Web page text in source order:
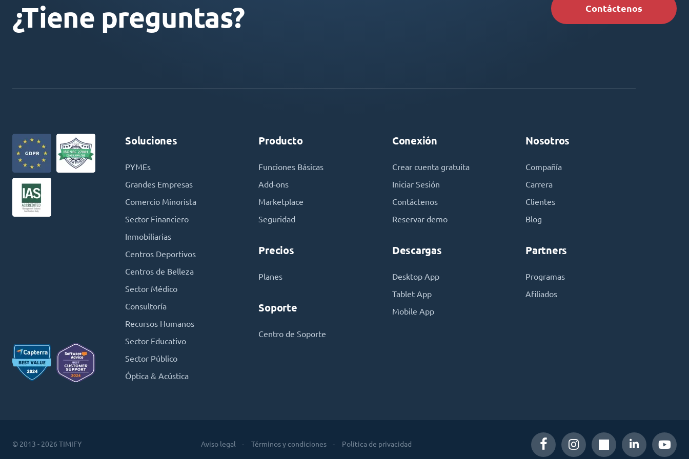
¿Tiene preguntas? Contáctenos
Soluciones
PYMEs
Grandes Empresas
Comercio Minorista
Sector Financiero
Inmobiliarias
Centros Deportivos
Centros de Belleza
Sector Médico
Consultoría
Recursos Humanos
Sector Educativo
Sector Público
Óptica & Acústica
Producto
Funciones Básicas
Add-ons
Marketplace
Seguridad
Precios
Planes
Soporte
Centro de Soporte
Conexión
Crear cuenta gratuita
Iniciar Sesión
Contáctenos
Reservar demo
Descargas
Desktop App
Tablet App
Mobile App
Nosotros
Compañía
Carrera
Clientes
Blog
Partners
Programas
Afiliados
© 2013 - 2026 TIMIFY Aviso legal Términos y condiciones Política de privacidad